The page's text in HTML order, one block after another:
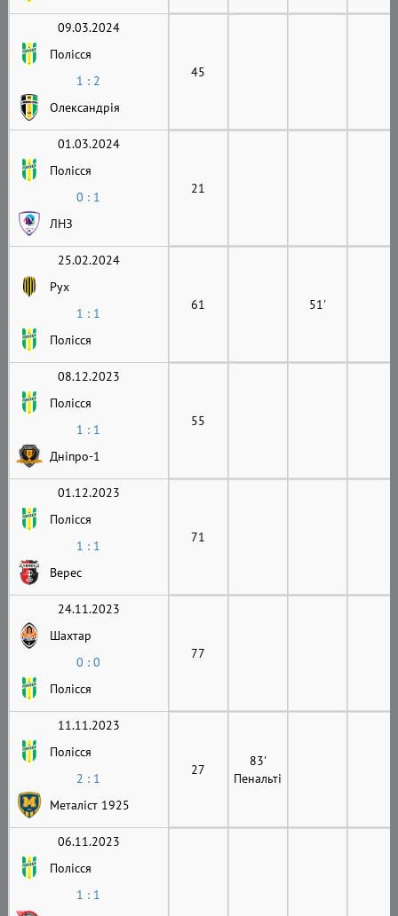
09.03.2024
Полісся
1 : 2
Олександрія
45
01.03.2024
Полісся
0 : 1
ЛНЗ
21
25.02.2024
Рух
1 : 1
Полісся
61 51'
08.12.2023
Полісся
1 : 1
Дніпро-1
55
01.12.2023
Полісся
1 : 1
Верес
71
24.11.2023
Шахтар
0 : 0
Полісся
77
11.11.2023
Полісся
2 : 1
Металіст 1925
27
83'
Пенальті
06.11.2023
Полісся
1 : 1